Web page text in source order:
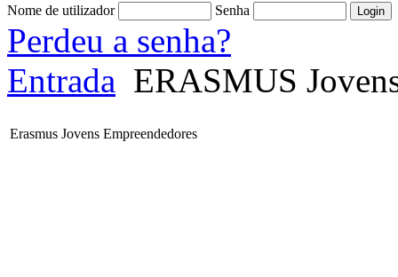
Nome de utilizador Senha
Perdeu a senha?
Entrada ERASMUS
Erasmus Jovens Empreendedores